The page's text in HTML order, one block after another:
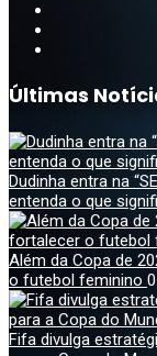
Últimas
Dudinha entra na
entenda o que
Além da Copa de
o futebol feminino
Fifa divulga